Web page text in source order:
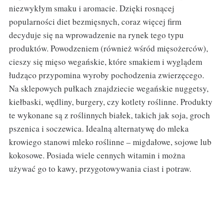
niezwykłym smaku i aromacie. Dzięki rosnącej
popularności diet bezmięsnych, coraz więcej firm
decyduje się na wprowadzenie na rynek tego typu
produktów. Powodzeniem (również wśród mięsożerców),
cieszy się mięso wegańskie, które smakiem i wyglądem
łudząco przypomina wyroby pochodzenia zwierzęcego.
Na sklepowych pułkach znajdziecie wegańskie nuggetsy,
kiełbaski, wędliny, burgery, czy kotlety roślinne. Produkty
te wykonane są z roślinnych białek, takich jak soja, groch
pszenica i soczewica. Idealną alternatywę do mleka
krowiego stanowi mleko roślinne – migdałowe, sojowe lub
kokosowe. Posiada wiele cennych witamin i można
używać go to kawy, przygotowywania ciast i potraw.